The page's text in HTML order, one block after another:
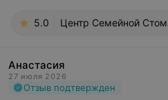
5.0 Центр Семейной
Анастасия
27 июля 2026
Отзыв подтвержден